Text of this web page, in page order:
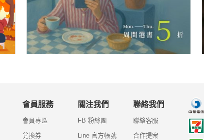
會員服務
會員專區
兌換券
關注我們
FB 粉絲團
Line 官方帳號
聯絡我們
聯絡客服
合作提案